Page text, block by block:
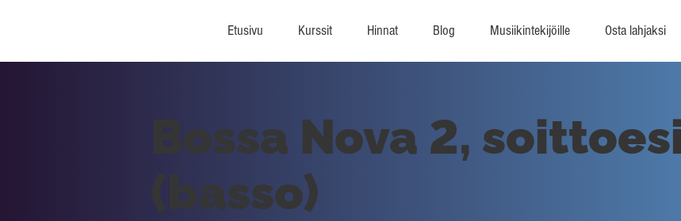
Etusivu Kurssit Hinnat Blog Musiikintekijöille Osta lahjaksi
Bossa Nova 2,
(basso)